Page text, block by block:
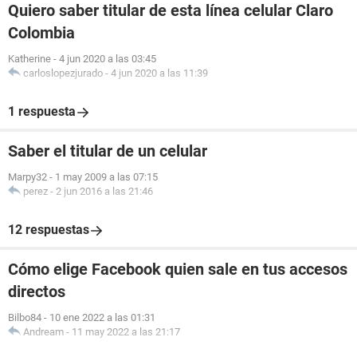
Quiero saber titular de esta línea celular Claro
Colombia
Katherine - 4 jun 2020 a las 03:45
carloslopezjurado - 4 jun 2020 a las 11:39
1 respuesta
Saber el titular de un celular
Marpy32 - 1 may 2009 a las 07:15
perez - 2 jun 2016 a las 21:46
12 respuestas
Cómo elige Facebook quien sale en tus accesos
directos
Bilbo84 - 10 ene 2022 a las 01:31
Andream - 11 may 2022 a las 21:17